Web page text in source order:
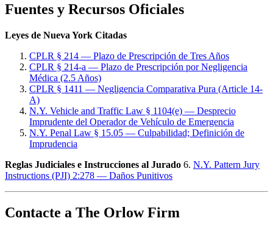
Fuentes y Recursos Oficiales
Leyes de Nueva York Citadas
CPLR § 214 — Plazo de Prescripción de Tres Años
CPLR § 214-a — Plazo de Prescripción por Negligencia
Médica (2.5 Años)
CPLR § 1411 — Negligencia Comparativa Pura (Article 14-
A)
N.Y. Vehicle and Traffic Law § 1104(e) — Desprecio
Imprudente del Operador de Vehículo de Emergencia
N.Y. Penal Law § 15.05 — Culpabilidad; Definición de
Imprudencia
Reglas Judiciales e Instrucciones al Jurado 6. N.Y. Pattern Jury
Instructions (PJI) 2:278 — Daños Punitivos
Contacte a The Orlow Firm